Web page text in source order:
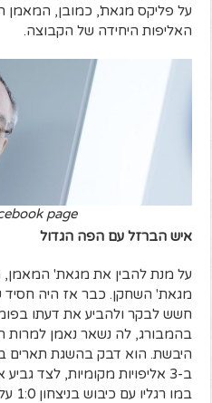
על פליקס מגאת', כמובן, המאמן
האליפות היחידה של הקבוצה.
page
איש הברזל עם הפה הגדול
על מנת להבין את מגאת' המאמן,
מגאת' השחקן. כבר אז היה חסיד
חשש לבקר ולהביע את דעתו
בהמבורג, לה נשאר נאמן למרות
היבשת. הוא דבק בהשגת תארים
ב-3 אליפויות מקומיות, לצד